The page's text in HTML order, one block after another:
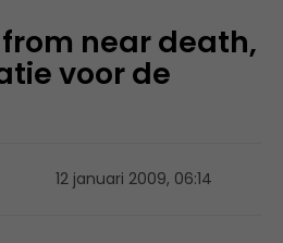
near death,
voor de
12 januari 2009, 06:14